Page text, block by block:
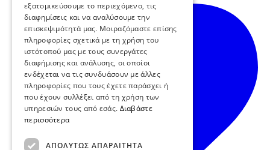
εξατομικεύσουμε το περιεχόμενο, τις
διαφημίσεις και να αναλύσουμε την
επισκεψιμότητά μας. Μοιραζόμαστε επίσης
πληροφορίες σχετικά με τη χρήση του
ιστότοπού μας με τους συνεργάτες
διαφήμισης και ανάλυσης, οι οποίοι
ενδέχεται να τις συνδυάσουν με άλλες
πληροφορίες που τους έχετε παράσχει ή
που έχουν συλλέξει από τη χρήση των
υπηρεσιών τους από εσάς. Διαβάστε
περισσότερα
ΑΠΟΛΎΤΩΣ ΑΠΑΡΑΊΤΗΤΑ